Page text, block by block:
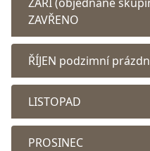
ZAVŘENO
ŘÍJEN podzimní
LISTOPAD
PROSINEC